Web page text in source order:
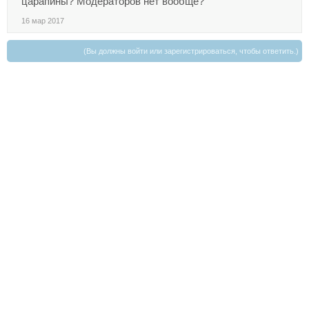
16 мар 2017
(Вы должны войти или зарегистрироваться, чтобы ответить.)